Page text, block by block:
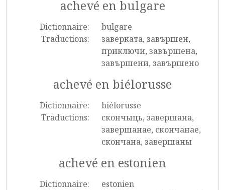
achevé en bulgare
Dictionnaire:
bulgare
Traductions:
заверката, завършен,
приключи, завършена,
завършени, завършено
achevé en biélorusse
Dictionnaire:
biélorusse
Traductions:
скончыць, завершана,
завершанае, скончанае,
скончана, завершаны
achevé en estonien
Dictionnaire:
estonien